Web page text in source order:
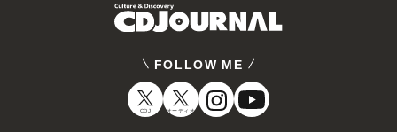
FOLLOW ME
CDJ オーディオ